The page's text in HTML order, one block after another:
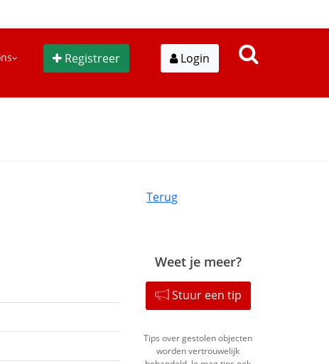
Registreer Login
Terug
Weet je meer?
Stuur een tip
Tips over gestolen objecten
worden vertrouwelijk